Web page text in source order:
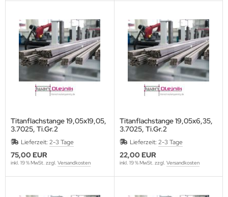
Titanflachstange 19,05x19,05,
3.7025, Ti.Gr.2
Lieferzeit: 2-3 Tage
75,00 EUR
inkl. 19 % MwSt. zzgl. Versandkosten
Titanflachstange 19,05x6,35,
3.7025, Ti.Gr.2
Lieferzeit: 2-3 Tage
22,00 EUR
inkl. 19 % MwSt. zzgl. Versandkosten